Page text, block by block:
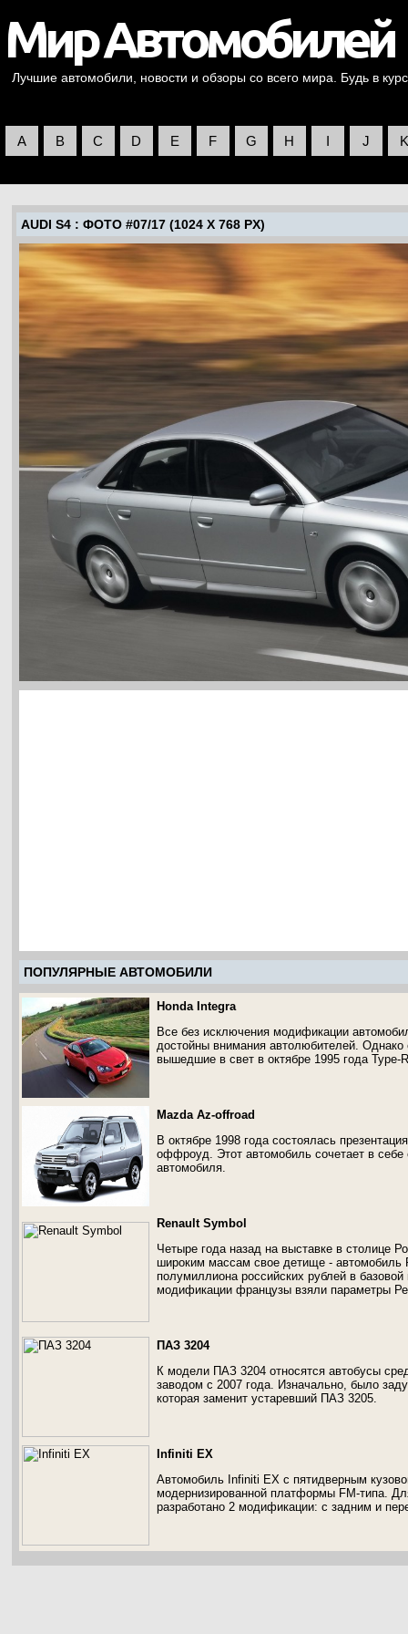
Лучшие автомобили, новости и обзоры со всего мира. Будь в
A B C D E F G H I J K
AUDI S4 : ФОТО #07/17 (1024 X 768 PX)
ПОПУЛЯРНЫЕ АВТОМОБИЛИ
Honda Integra
Все без исключения модификации
достойны внимания автолюбителей.
вышедшие в свет в октябре 1995 года Type-
Mazda Az-offroad
В октябре 1998 года состоялась
оффроуд. Этот автомобиль сочетает в себе
автомобиля.
Renault Symbol
Четыре года назад на выставке в столице
широким массам свое детище -
полумиллиона российских рублей в
модификации французы взяли параметры
ПАЗ 3204
К модели ПАЗ 3204 относятся автобусы
заводом с 2007 года. Изначально, было
которая заменит устаревший ПАЗ 3205.
Infiniti EX
Автомобиль Infiniti EX с пятидверным
модернизированной платформы FM-типа.
разработано 2 модификации: с задним и